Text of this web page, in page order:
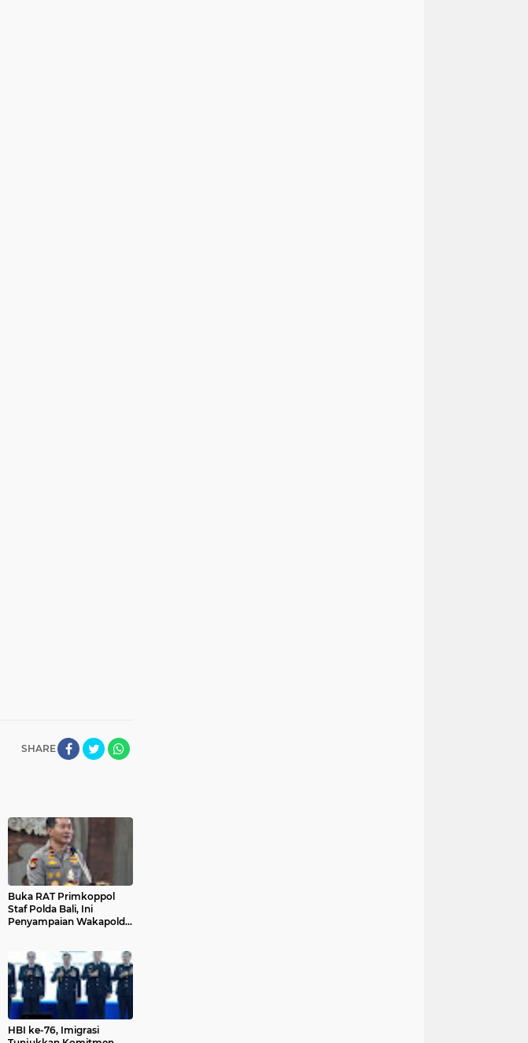
SHARE
Buka RAT Primkoppol
Staf Polda Bali, Ini
Penyampaian Wakapolda
HBI ke-76, Imigrasi